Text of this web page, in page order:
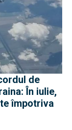
de
În iulie,
împotriva